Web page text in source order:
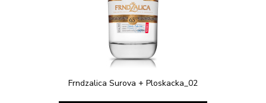
Frndzalica Surova + Ploskacka_02